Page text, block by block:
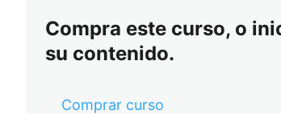
Compra este curso, o
su contenido.
Comprar curso